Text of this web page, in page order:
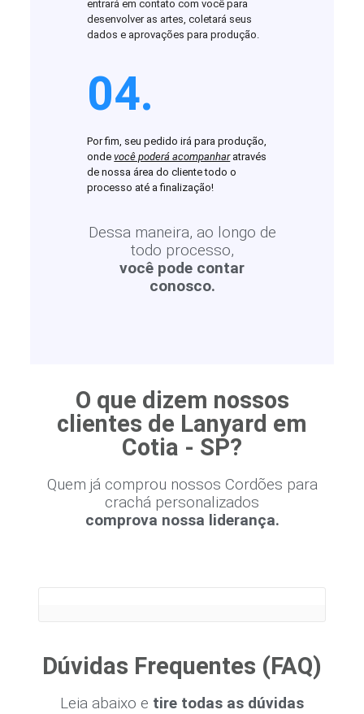
entrará em contato com você para
desenvolver as artes, coletará seus
dados e aprovações para produção.
04.
Por fim, seu pedido irá para produção,
ondevocê poderá acompanharatravés
de nossa área do cliente todo o
processo até a finalização!
Dessa maneira, ao longo de
todo processo,
você pode contar
conosco.
O que dizem nossos
clientes de Lanyard em
Cotia - SP?
Quem já comprou nossos Cordões para
crachá personalizados
comprova nossa liderança.
Dúvidas Frequentes (FAQ)
Leia abaixo e tire todas as dúvidas